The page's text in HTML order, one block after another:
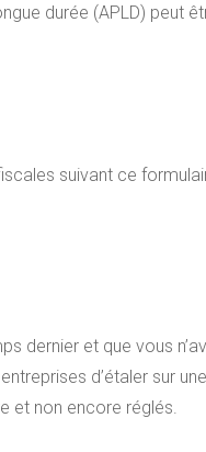
durée (APLD) peut
suivant ce
dernier et que vous
d’étaler sur
et non encore réglés.